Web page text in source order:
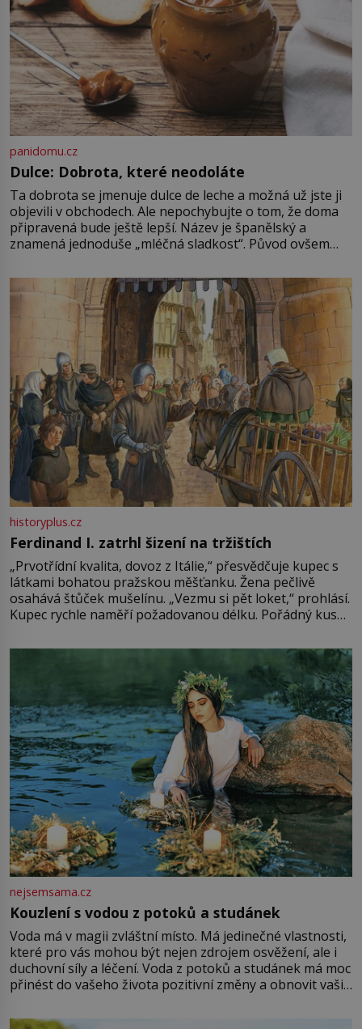
panidomu.cz
Dulce: Dobrota, které neodoláte
Ta dobrota se jmenuje dulce de leche a možná už jste ji
objevili v obchodech. Ale nepochybujte o tom, že doma
připravená bude ještě lepší. Název je španělský a
znamená jednoduše „mléčná sladkost“. Původ ovšem
pře hned několik latinskoamerických zemí a k tomu
Francie, kde se traduje,
historyplus.cz
Ferdinand I. zatrhl šizení na tržištích
„Prvotřídní kvalita, dovoz z Itálie,“ přesvědčuje kupec s
látkami bohatou pražskou měšťanku. Žena pečlivě
osahává štůček mušelínu. „Vezmu si pět loket,“ prohlásí.
Kupec rychle naměří požadovanou délku. Pořádný kus
milostpaní. Stačí jenom na sukni,“ zhodnotí švadlena
množství růžového mušelínu. „Ošidili vás, podívejte.“
Vezme do ruky dřevěnou
nejsemsama.cz
Kouzlení s vodou z potoků a studánek
Voda má v magii zvláštní místo. Má jedinečné vlastnosti,
které pro vás mohou být nejen zdrojem osvěžení, ale i
duchovní síly a léčení. Voda z potoků a studánek má moc
přinést do vašeho života pozitivní změny a obnovit vaši
můžete obohatit své rituály a přinést do svého života